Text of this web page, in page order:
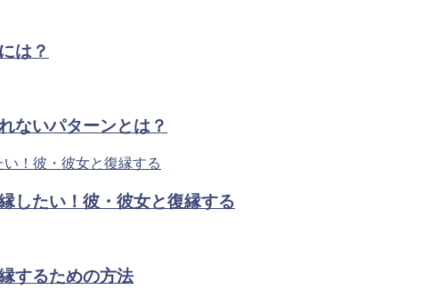
は？
ないパターンとは？
したい！彼・彼女と復縁する
するための方法